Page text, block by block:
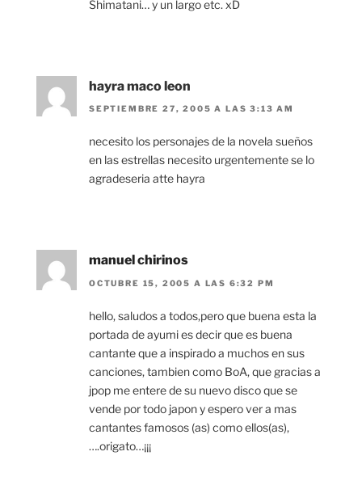
Shimatani… y un largo etc. xD
hayra maco leon
SEPTIEMBRE 27, 2005 A LAS 3:13 AM
necesito los personajes de la novela sueños
en las estrellas necesito urgentemente se lo
agradeseria atte hayra
manuel chirinos
OCTUBRE 15, 2005 A LAS 6:32 PM
hello, saludos a todos,pero que buena esta la
portada de ayumi es decir que es buena
cantante que a inspirado a muchos en sus
canciones, tambien como BoA, que gracias a
jpop me entere de su nuevo disco que se
vende por todo japon y espero ver a mas
cantantes famosos (as) como ellos(as),
….origato…¡¡¡